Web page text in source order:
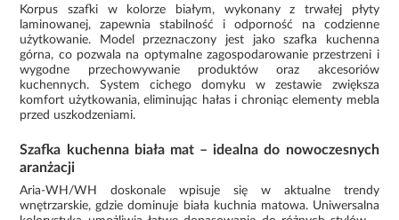
Korpus szafki w kolorze białym, wykonany z trwałej płyty
laminowanej, zapewnia stabilność i odporność na codzienne
użytkowanie. Model przeznaczony jest jako szafka kuchenna
górna, co pozwala na optymalne zagospodarowanie przestrzeni i
wygodne przechowywanie produktów oraz akcesoriów
kuchennych. System cichego domyku w zestawie zwiększa
komfort użytkowania, eliminując hałas i chroniąc elementy mebla
przed uszkodzeniami.
Szafka kuchenna biała mat – idealna do nowoczesnych
aranżacji
Aria-WH/WH doskonale wpisuje się w aktualne trendy
wnętrzarskie, gdzie dominuje biała kuchnia matowa. Uniwersalna